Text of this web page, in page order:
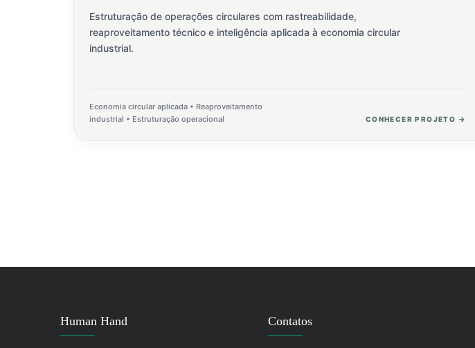
Estruturação de operações circulares com rastreabilidade,
reaproveitamento técnico e inteligência aplicada à economia circular
industrial.
Economia circular aplicada • Reaproveitamento
industrial • Estruturação operacional
CONHECER PROJETO →
Human Hand Contatos